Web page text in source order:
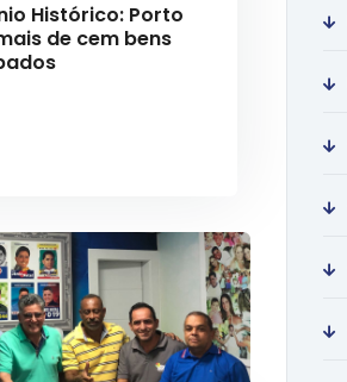
Histórico: Porto
de cem bens